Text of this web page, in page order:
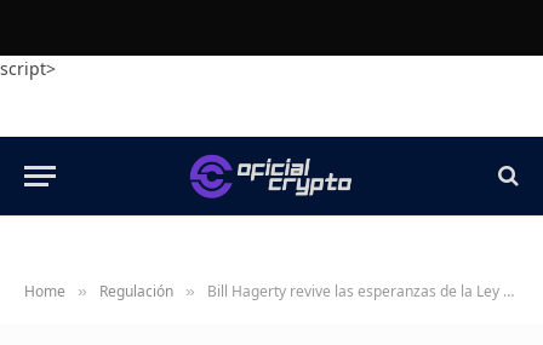
script>
Home » Regulación » Bill Hagerty revive las esperanzas de la Ley CLARITY con una nueva hoja de ruta del Senado